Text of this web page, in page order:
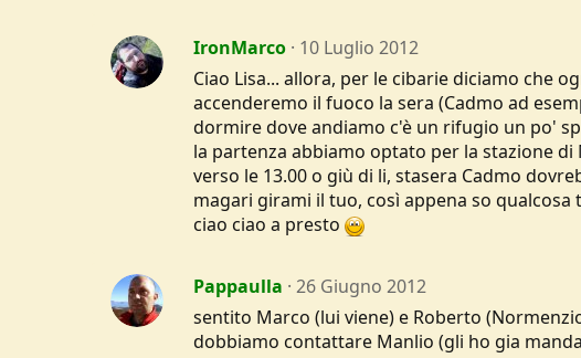
IronMarco 10 Luglio 2012
Ciao Lisa... allora, per le cibarie diciamo che
accenderemo il fuoco la sera (Cadmo ad
dormire dove andiamo c'è un rifugio un po'
la partenza abbiamo optato per la stazione
verso le 13.00 o giù di li, stasera Cadmo
magari girami il tuo, così appena so qualcosa
ciao ciao a presto
Pappaulla 26 Giugno 2012
sentito Marco (lui viene) e Roberto
dobbiamo contattare Manlio (gli ho gia